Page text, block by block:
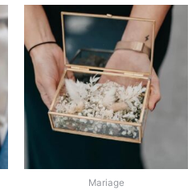
Mariage